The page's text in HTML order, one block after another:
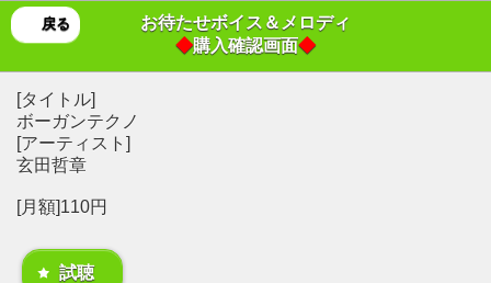
戻る
お待たせボイス＆メロディ
◆購入確認画面◆
[タイトル]
ボーガンテクノ
[アーティスト]
玄田哲章
[月額]110円
試聴